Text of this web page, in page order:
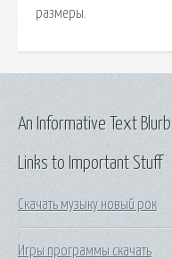
размеры.
Links to Important Stuff
Скачать музыку новый рок
Игры программы скачать
An Informative Text Blurb